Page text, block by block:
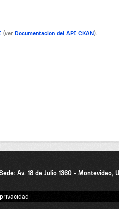
(ver Documentacion del API CKAN).
Av. 18 de Julio 1360 - Montevideo,